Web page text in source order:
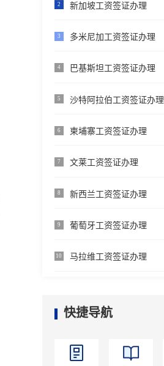
2 新加坡工资签证办理
3 多米尼加工资签证办理
4 巴基斯坦工资签证办理
5 沙特阿拉伯工资签证办理
6 柬埔寨工资签证办理
7 文莱工资签证办理
8 新西兰工资签证办理
9 葡萄牙工资签证办理
10 马拉维工资签证办理
快捷导航